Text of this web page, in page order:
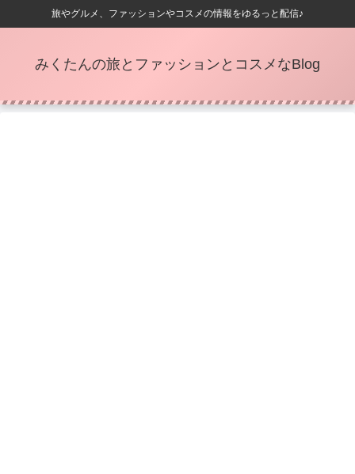
旅やグルメ、ファッションやコスメの情報をゆるっと配信♪
みくたんの旅とファッションとコスメなBlog